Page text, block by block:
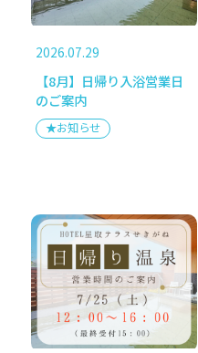
施設情報
よくある質問
お知らせ
個人情報の取り扱いについて
FOLLOW US
2026.07.29
【8月】日帰り入浴営業日
のご案内
★お知らせ